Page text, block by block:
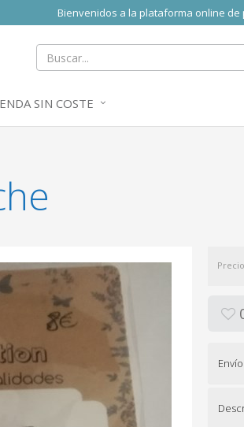
Bienvenidos a la plataforma online
SIN COSTE
Precio
Envío